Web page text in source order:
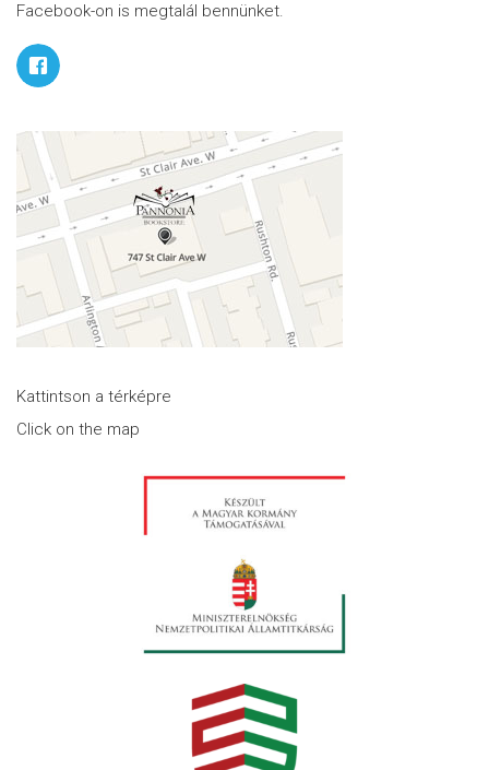
Facebook-on is megtalál bennünket.
Kattintson a térképre
Click on the map